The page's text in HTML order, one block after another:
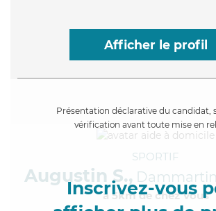
Afficher le profil
Présentation déclarative du candidat,
vérification avant toute mise en
Inscrivez-vous
SPORTIF
Augustin S.,
à 5km de chez Vous